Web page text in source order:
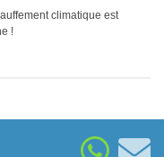
climatique est
!